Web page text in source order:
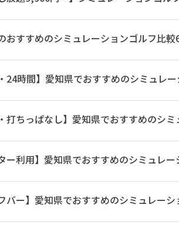
おすすめのシミュレーションゴルフ比較
24時間】愛知県でおすすめのシミュレ
打ちっぱなし】愛知県でおすすめのシ
ー利用】愛知県でおすすめのシミュレ
バー】愛知県でおすすめのシミュレー